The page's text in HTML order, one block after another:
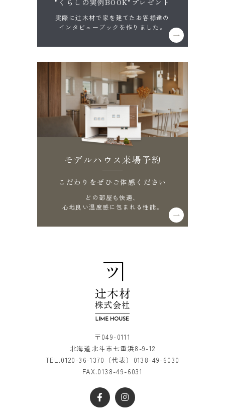
実際に辻木材で家を建てたお客様達の
インタビューブックを作りました。
モデルハウス来場予約
こだわりをぜひご体感ください
どの部屋も快適、
心地良い温度感に包まれる性能。
〒049-0111
北海道北斗市七重浜8-9-12
TEL.0120-36-1370 （代表） 0138-49-6030
FAX.0138-49-6031